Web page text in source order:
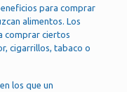
para comprar
alimentos. Los
comprar ciertos
cigarrillos, tabaco o
los que un